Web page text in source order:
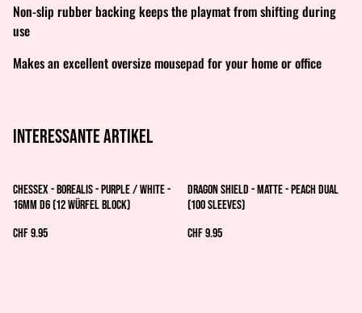
Non-slip rubber backing keeps the playmat from shifting during
use
Makes an excellent oversize mousepad for your home or office
Interessante artikel
Chessex - Borealis - Purple / white -
16mm d6 (12 Würfel Block)
CHF 9.95
Dragon Shield - Matte - Peach dual
(100 Sleeves)
CHF 9.95